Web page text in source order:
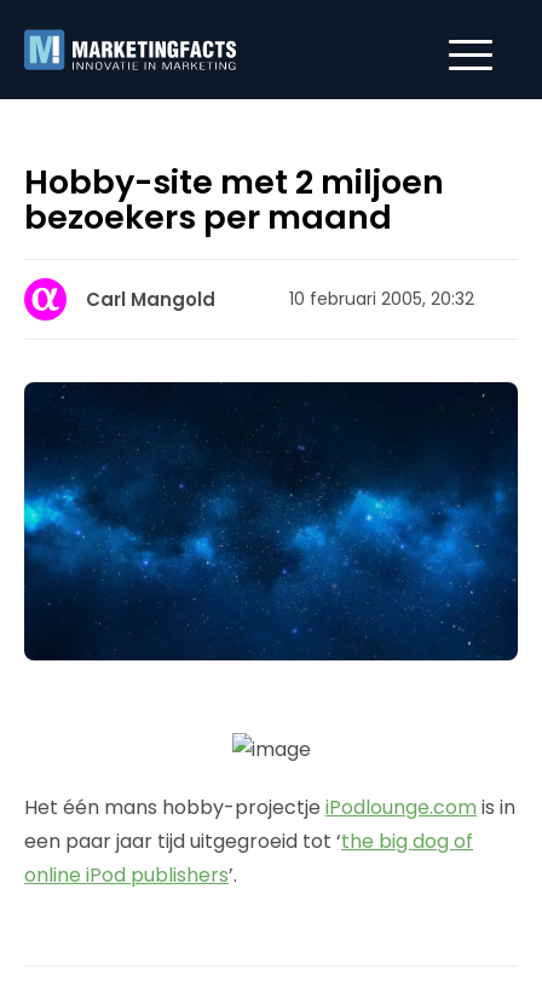
Hobby-site met 2 miljoen
bezoekers per maand
Carl Mangold 10 februari 2005, 20:32
Het één mans hobby-projectje iPodlounge.com is in
een paar jaar tijd uitgegroeid tot ‘the big dog of
online iPod publishers’.